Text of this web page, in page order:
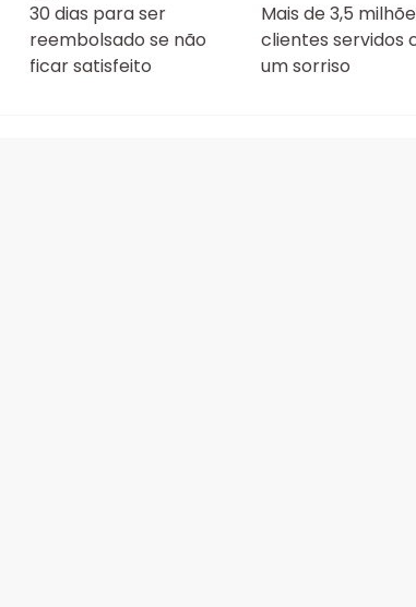
30 dias para ser
reembolsado se não
ficar satisfeito
Mais de 3,5
clientes servidos
um sorriso